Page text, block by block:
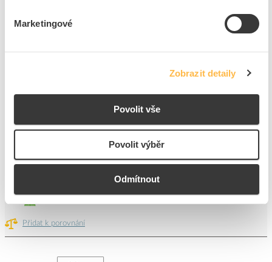
Marketingové
Zobrazit detaily
Povolit vše
Povolit výběr
Odmítnout
Přidat k porovnání
BEMKO Svítidlo LED BALWIR 55W 7100lm 4000K
BEMKO
ks do košíku
Přidat k porovnání